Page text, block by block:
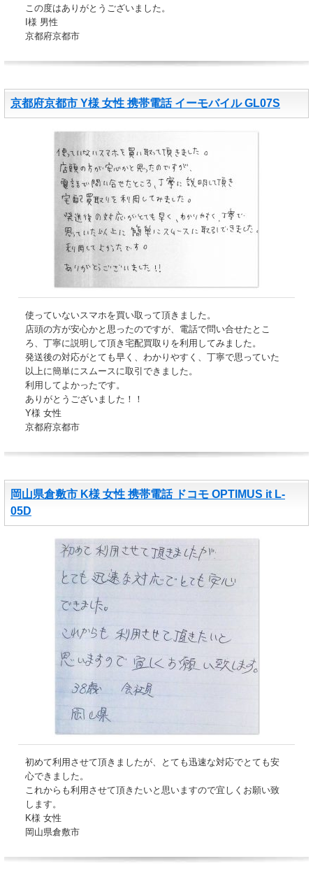
この度はありがとうございました。
I様 男性
京都府京都市
京都府京都市 Y様 女性 携帯電話 イーモバイル GL07S
使っていないスマホを買い取って頂きました。
店頭の方が安心かと思ったのですが、電話で問い合せたとこ
ろ、丁寧に説明して頂き宅配買取りを利用してみました。
発送後の対応がとても早く、わかりやすく、丁寧で思っていた
以上に簡単にスムースに取引できました。
利用してよかったです。
ありがとうございました！！
Y様 女性
京都府京都市
岡山県倉敷市 K様 女性 携帯電話 ドコモ OPTIMUS it L-
05D
初めて利用させて頂きましたが、とても迅速な対応でとても安
心できました。
これからも利用させて頂きたいと思いますので宜しくお願い致
します。
K様 女性
岡山県倉敷市